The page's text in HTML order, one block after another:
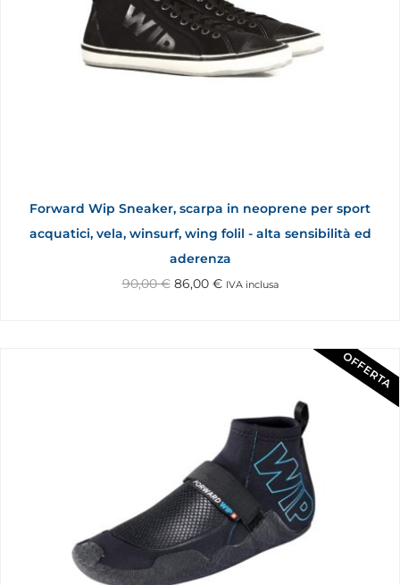
Forward Wip Sneaker, scarpa in neoprene per sport
acquatici, vela, winsurf, wing folil - alta sensibilità ed
aderenza
90,00€ 86,00 € IVA inclusa
OFFERTA